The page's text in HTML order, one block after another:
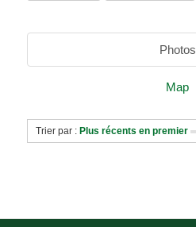
Photos
Map
Trier par : Plus récents en premier